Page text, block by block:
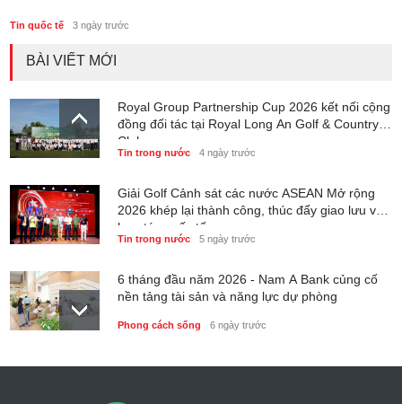
Tin quốc tế 3 ngày trước
BÀI VIẾT MỚI
Royal Group Partnership Cup 2026 kết nối cộng
đồng đối tác tại Royal Long An Golf & Country
Club
Tin trong nước 4 ngày trước
Giải Golf Cảnh sát các nước ASEAN Mở rộng
2026 khép lại thành công, thúc đẩy giao lưu và
hợp tác quốc tế
Tin trong nước 5 ngày trước
6 tháng đầu năm 2026 - Nam A Bank củng cố
nền tảng tài sản và năng lực dự phòng
Phong cách sống 6 ngày trước
Thành lập Trung tâm Giải mã lượng tử Quang